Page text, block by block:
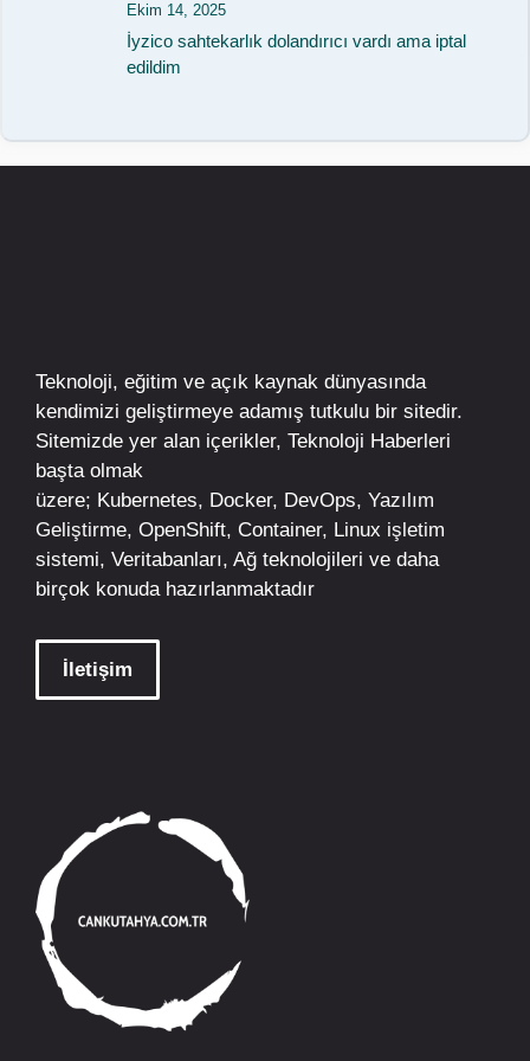
Ekim 14, 2025
İyzico sahtekarlık dolandırıcı vardı ama iptal
edildim
Teknoloji, eğitim ve açık kaynak dünyasında
kendimizi geliştirmeye adamış tutkulu bir sitedir.
Sitemizde yer alan içerikler, Teknoloji Haberleri
başta olmak
üzere; Kubernetes, Docker, DevOps, Yazılım
Geliştirme, OpenShift, Container, Linux işletim
sistemi, Veritabanları, Ağ teknolojileri ve daha
birçok konuda hazırlanmaktadır
İletişim